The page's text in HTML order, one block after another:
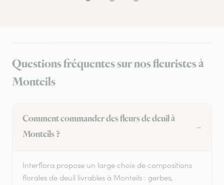
Questions fréquentes sur nos fleuristes à
Monteils
Comment commander des fleurs de deuil à
Monteils ?
Interflora propose un large choix de compositions
florales de deuil livrables à Monteils : gerbes,